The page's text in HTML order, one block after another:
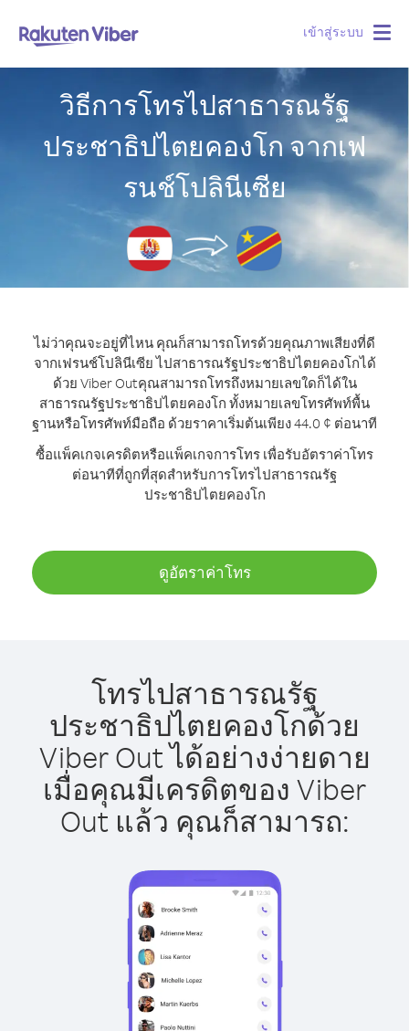
เข้าสู่ระบบ
วิธีการโทรไปสาธารณรัฐ
ประชาธิปไตยคองโก จากเฟ
รนช์โปลินีเซีย
ไม่ว่าคุณจะอยู่ที่ไหน คุณก็สามารถโทรด้วยคุณภาพเสียงที่ดี
จากเฟรนช์โปลินีเซีย ไปสาธารณรัฐประชาธิปไตยคองโกได้
ด้วย Viber Outคุณสามารถโทรถึงหมายเลขใดก็ได้ใน
สาธารณรัฐประชาธิปไตยคองโก ทั้งหมายเลขโทรศัพท์พื้น
ฐานหรือโทรศัพท์มือถือ ด้วยราคาเริ่มต้นเพียง 44.0 ¢ ต่อนาที
ซื้อแพ็คเกจเครดิตหรือแพ็คเกจการโทร เพื่อรับอัตราค่าโทร
ต่อนาทีที่ถูกที่สุดสำหรับการโทรไปสาธารณรัฐ
ประชาธิปไตยคองโก
ดูอัตราค่าโทร
โทรไปสาธารณรัฐ
ประชาธิปไตยคองโกด้วย
Viber Out ได้อย่างง่ายดาย
เมื่อคุณมีเครดิตของ Viber
Out แล้ว คุณก็สามารถ: